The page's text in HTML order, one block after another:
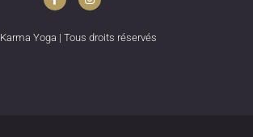
Karma Yoga | Tous droits réservés